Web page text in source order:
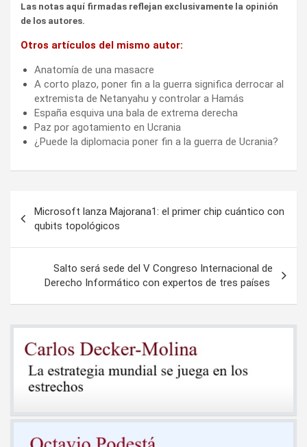
Las notas aquí firmadas reflejan exclusivamente la opinión
de los autores.
Otros artículos del mismo autor:
Anatomía de una masacre
A corto plazo, poner fin a la guerra significa derrocar al
extremista de Netanyahu y controlar a Hamás
España esquiva una bala de extrema derecha
Paz por agotamiento en Ucrania
¿Puede la diplomacia poner fin a la guerra de Ucrania?
de
entradas
Microsoft lanza Majorana1: el primer chip cuántico con
qubits topológicos
Salto será sede del V Congreso Internacional de
Derecho Informático con expertos de tres países